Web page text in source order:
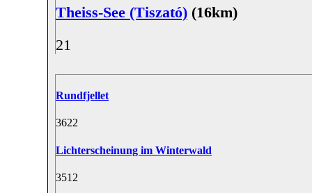
Theiss-See (Tiszató) (16km)
21
Rundfjellet
3622
Lichterscheinung im Winterwald
3512